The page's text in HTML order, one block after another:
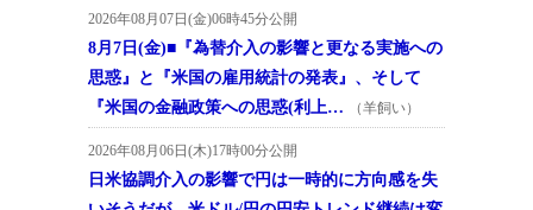
2026年08月07日(金)06時45分公開
8月7日(金)■『為替介入の影響と更なる実施への
思惑』と『米国の雇用統計の発表』、そして
『米国の金融政策への思惑(利上…
（羊飼い）
2026年08月06日(木)17時00分公開
日米協調介入の影響で円は一時的に方向感を失